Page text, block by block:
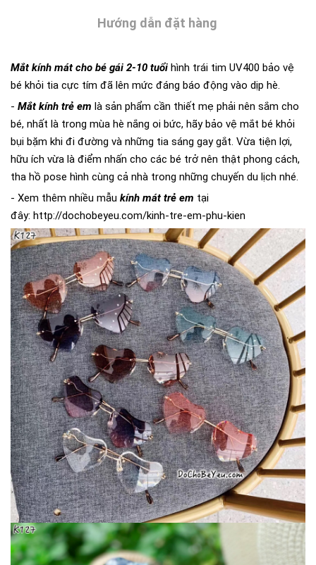
Hướng dẫn đặt hàng
Mắt kính mát cho bé gái 2-10 tuổi hình trái tim UV400 bảo vệ
bé khỏi tia cực tím đã lên mức đáng báo động vào dịp hè.
- Mắt kính trẻ em là sản phẩm cần thiết mẹ phải nên sắm cho
bé, nhất là trong mùa hè nắng oi bức, hãy bảo vệ mắt bé khỏi
bụi bặm khi đi đường và những tia sáng gay gắt. Vừa tiện lợi,
hữu ích vừa là điểm nhấn cho các bé trở nên thật phong cách,
tha hồ pose hình cùng cả nhà trong những chuyến du lịch nhé.
- Xem thêm nhiều mẫu kính mát trẻ em tại
đây: http://dochobeyeu.com/kinh-tre-em-phu-kien